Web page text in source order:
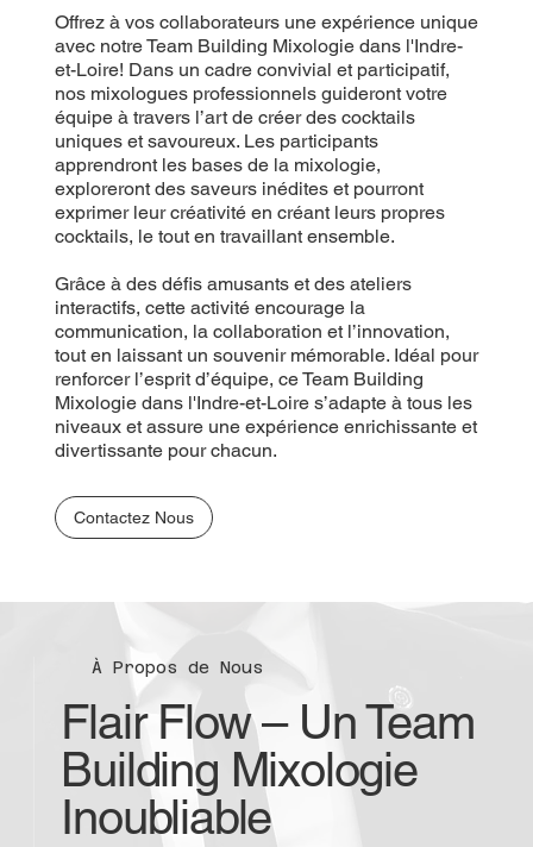
Offrez à vos collaborateurs une expérience unique
avec notre Team Building Mixologie dans l'Indre-
et-Loire! Dans un cadre convivial et participatif,
nos mixologues professionnels guideront votre
équipe à travers l’art de créer des cocktails
uniques et savoureux. Les participants
apprendront les bases de la mixologie,
exploreront des saveurs inédites et pourront
exprimer leur créativité en créant leurs propres
cocktails, le tout en travaillant ensemble.
Grâce à des défis amusants et des ateliers
interactifs, cette activité encourage la
communication, la collaboration et l’innovation,
tout en laissant un souvenir mémorable. Idéal pour
renforcer l’esprit d’équipe, ce Team Building
Mixologie dans l'Indre-et-Loire s’adapte à tous les
niveaux et assure une expérience enrichissante et
divertissante pour chacun.
Contactez Nous
À Propos de Nous
Flair Flow – Un Team
Building Mixologie
Inoubliable